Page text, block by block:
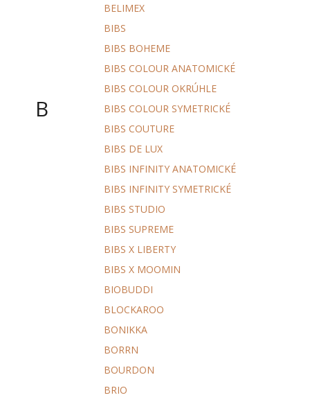
B
BELIMEX
BIBS
BIBS BOHEME
BIBS COLOUR ANATOMICKÉ
BIBS COLOUR OKRÚHLE
BIBS COLOUR SYMETRICKÉ
BIBS COUTURE
BIBS DE LUX
BIBS INFINITY ANATOMICKÉ
BIBS INFINITY SYMETRICKÉ
BIBS STUDIO
BIBS SUPREME
BIBS X LIBERTY
BIBS X MOOMIN
BIOBUDDI
BLOCKAROO
BONIKKA
BORRN
BOURDON
BRIO